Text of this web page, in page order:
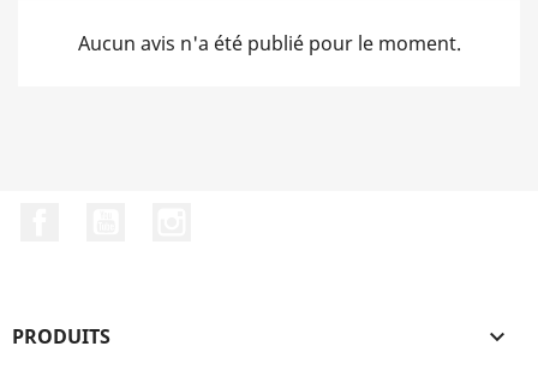
Aucun avis n'a été publié pour le moment.
PRODUITS 